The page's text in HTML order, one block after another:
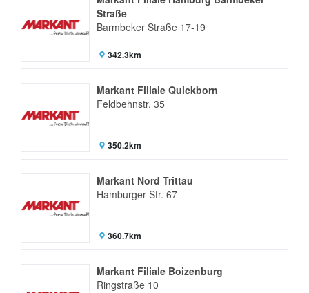
Straße
Barmbeker Straße 17-19
342.3km
Markant Filiale Quickborn
Feldbehnstr. 35
350.2km
Markant Nord Trittau
Hamburger Str. 67
360.7km
Markant Filiale Boizenburg
Ringstraße 10